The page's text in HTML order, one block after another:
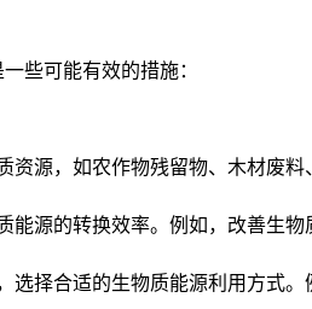
些可能有效的措施：
源，如农作物残留物、木材废
源的转换效率。例如，改善生
择合适的生物质能源利用方式